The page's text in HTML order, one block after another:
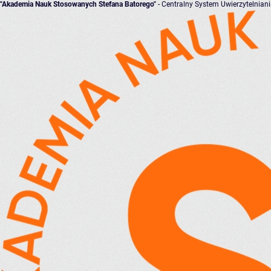
"Akademia Nauk Stosowanych Stefana Batorego" - Centralny System